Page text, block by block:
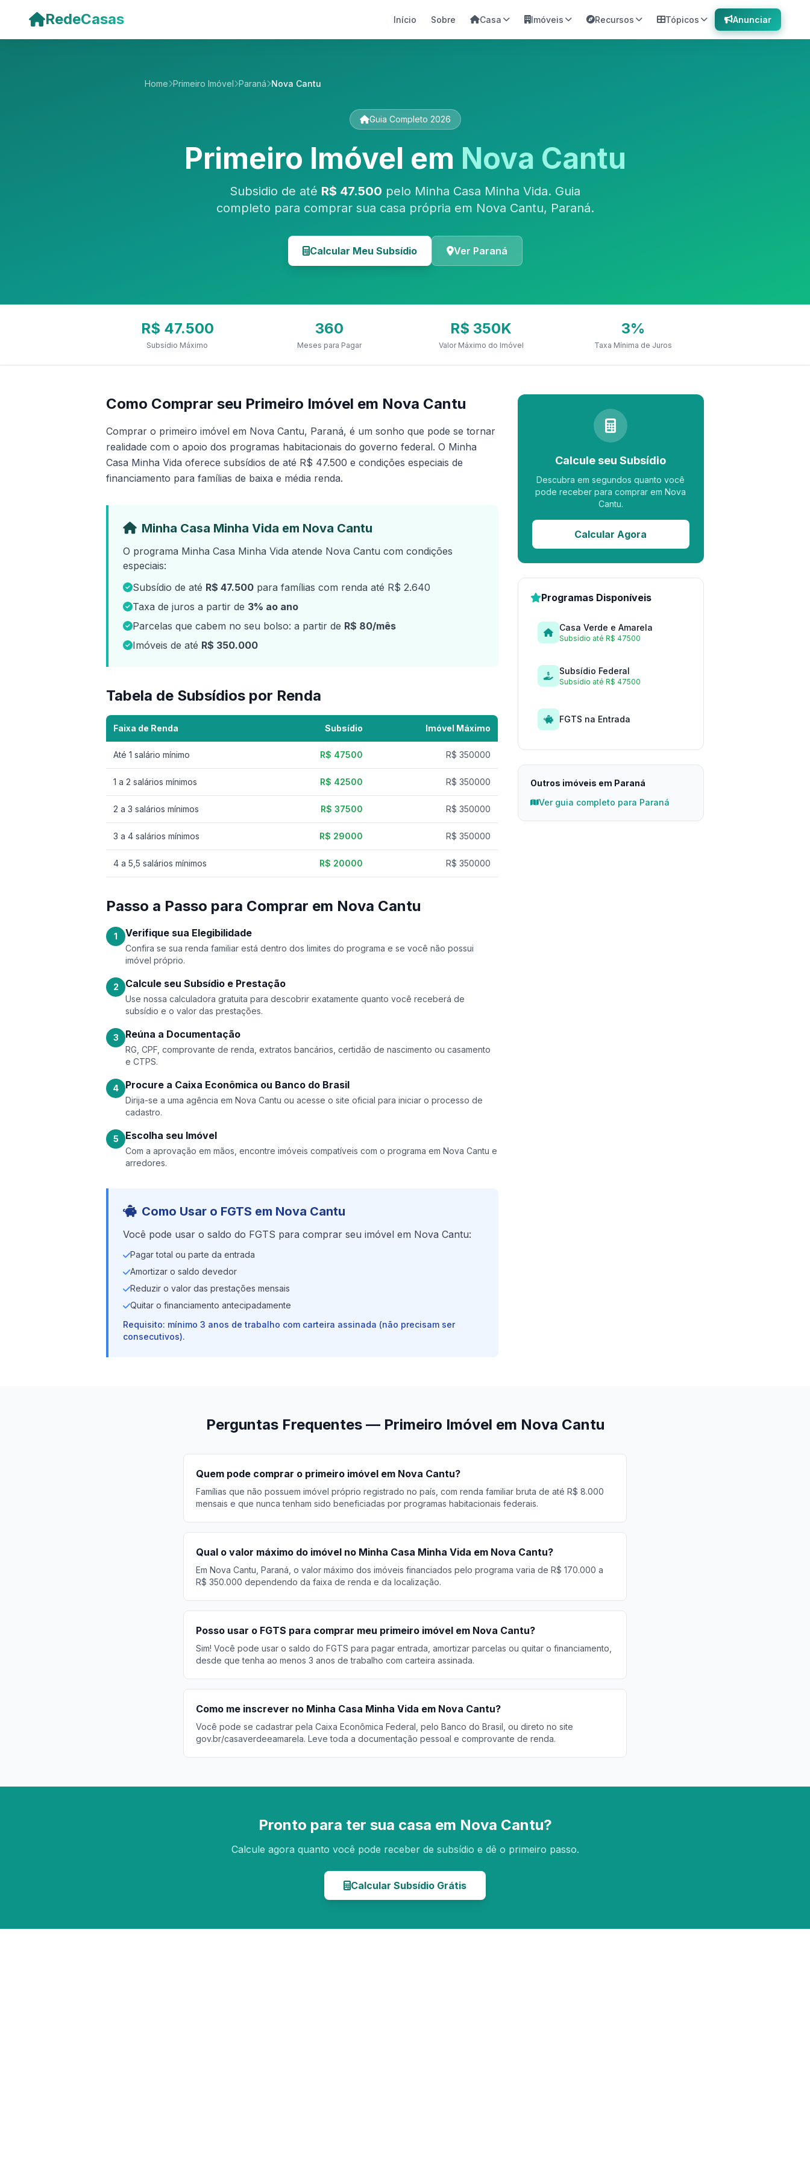
RedeCasas Início Sobre Casa Imóveis Recursos Tópicos Anunciar
Home Primeiro Imóvel Paraná Nova Cantu
Guia Completo 2026
Primeiro Imóvel em Nova Cantu
Subsidio de até R$ 47.500 pelo Minha Casa Minha Vida. Guia
completo para comprar sua casa própria em Nova Cantu, Paraná.
Calcular Meu Subsídio Ver Paraná
R$ 47.500
Subsídio Máximo
360
Meses para Pagar
R$ 350K
Valor Máximo do Imóvel
3%
Taxa Mínima de Juros
Como Comprar seu Primeiro Imóvel em Nova Cantu
Comprar o primeiro imóvel em Nova Cantu, Paraná, é um sonho que pode se tornar
realidade com o apoio dos programas habitacionais do governo federal. O Minha
Casa Minha Vida oferece subsídios de até R$ 47.500 e condições especiais de
financiamento para famílias de baixa e média renda.
Minha Casa Minha Vida em Nova Cantu
O programa Minha Casa Minha Vida atende Nova Cantu com condições
especiais:
Subsídio de até R$ 47.500 para famílias com renda até R$ 2.640
Taxa de juros a partir de 3% ao ano
Parcelas que cabem no seu bolso: a partir de R$ 80/mês
Imóveis de até R$ 350.000
Tabela de Subsídios por Renda
Faixa de Renda Subsídio Imóvel Máximo
Até 1 salário mínimo R$ 47500 R$ 350000
1 a 2 salários mínimos R$ 42500 R$ 350000
2 a 3 salários mínimos R$ 37500 R$ 350000
3 a 4 salários mínimos R$ 29000 R$ 350000
4 a 5,5 salários mínimos R$ 20000 R$ 350000
Passo a Passo para Comprar em Nova Cantu
1 Verifique sua Elegibilidade
Confira se sua renda familiar está dentro dos limites do programa e se você não possui
imóvel próprio.
2 Calcule seu Subsídio e Prestação
Use nossa calculadora gratuita para descobrir exatamente quanto você receberá de
subsídio e o valor das prestações.
3 Reúna a Documentação
RG, CPF, comprovante de renda, extratos bancários, certidão de nascimento ou casamento
e CTPS.
4 Procure a Caixa Econômica ou Banco do Brasil
Dirija-se a uma agência em Nova Cantu ou acesse o site oficial para iniciar o processo de
cadastro.
5 Escolha seu Imóvel
Com a aprovação em mãos, encontre imóveis compatíveis com o programa em Nova Cantu e
arredores.
Como Usar o FGTS em Nova Cantu
Você pode usar o saldo do FGTS para comprar seu imóvel em Nova Cantu:
Pagar total ou parte da entrada
Amortizar o saldo devedor
Reduzir o valor das prestações mensais
Quitar o financiamento antecipadamente
Requisito: mínimo 3 anos de trabalho com carteira assinada (não precisam ser
consecutivos).
Calcule seu Subsídio
Descubra em segundos quanto você
pode receber para comprar em Nova
Cantu.
Calcular Agora
Programas Disponíveis
Casa Verde e Amarela
Subsídio até R$ 47500
Subsídio Federal
Subsídio até R$ 47500
FGTS na Entrada
Outros imóveis em Paraná
Ver guia completo para Paraná
Perguntas Frequentes — Primeiro Imóvel em Nova Cantu
Quem pode comprar o primeiro imóvel em Nova Cantu?
Famílias que não possuem imóvel próprio registrado no país, com renda familiar bruta de até R$ 8.000
mensais e que nunca tenham sido beneficiadas por programas habitacionais federais.
Qual o valor máximo do imóvel no Minha Casa Minha Vida em Nova Cantu?
Em Nova Cantu, Paraná, o valor máximo dos imóveis financiados pelo programa varia de R$ 170.000 a
R$ 350.000 dependendo da faixa de renda e da localização.
Posso usar o FGTS para comprar meu primeiro imóvel em Nova Cantu?
Sim! Você pode usar o saldo do FGTS para pagar entrada, amortizar parcelas ou quitar o financiamento,
desde que tenha ao menos 3 anos de trabalho com carteira assinada.
Como me inscrever no Minha Casa Minha Vida em Nova Cantu?
Você pode se cadastrar pela Caixa Econômica Federal, pelo Banco do Brasil, ou direto no site
gov.br/casaverdeeamarela. Leve toda a documentação pessoal e comprovante de renda.
Pronto para ter sua casa em Nova Cantu?
Calcule agora quanto você pode receber de subsídio e dê o primeiro passo.
Calcular Subsídio Grátis